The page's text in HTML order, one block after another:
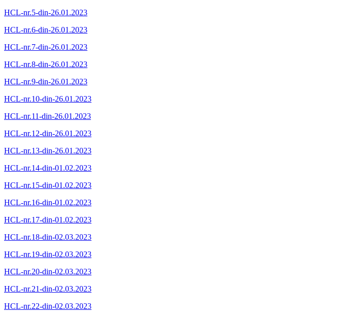
HCL-nr.5-din-26.01.2023
HCL-nr.6-din-26.01.2023
HCL-nr.7-din-26.01.2023
HCL-nr.8-din-26.01.2023
HCL-nr.9-din-26.01.2023
HCL-nr.10-din-26.01.2023
HCL-nr.11-din-26.01.2023
HCL-nr.12-din-26.01.2023
HCL-nr.13-din-26.01.2023
HCL-nr.14-din-01.02.2023
HCL-nr.15-din-01.02.2023
HCL-nr.16-din-01.02.2023
HCL-nr.17-din-01.02.2023
HCL-nr.18-din-02.03.2023
HCL-nr.19-din-02.03.2023
HCL-nr.20-din-02.03.2023
HCL-nr.21-din-02.03.2023
HCL-nr.22-din-02.03.2023